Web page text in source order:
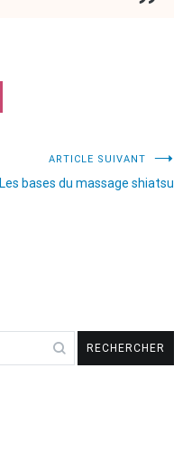
ARTICLE SUIVANT
Les bases du massage shiatsu